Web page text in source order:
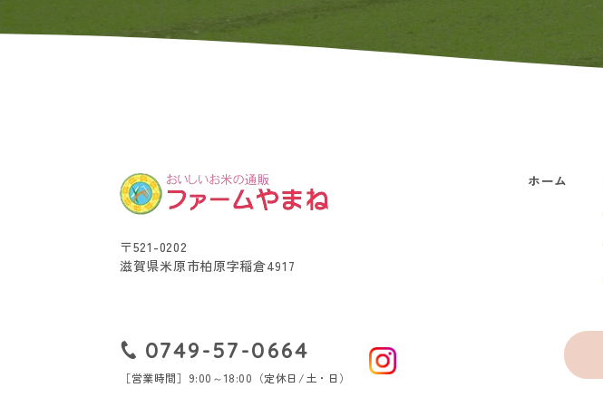
〒521-0202
滋賀県米原市柏原字稲倉4917
0749-57-0664
［営業時間］9:00～18:00（定休日/土・日）
ホーム